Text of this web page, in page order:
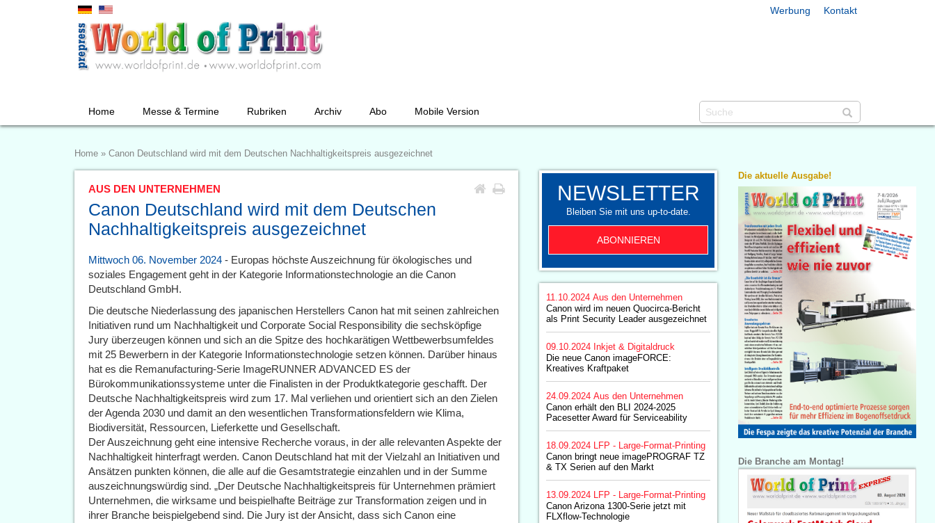
Werbung Kontakt
Home Messe & Termine Rubriken Archiv Abo Mobile Version
Home » Canon Deutschland wird mit dem Deutschen Nachhaltigkeitspreis ausgezeichnet
AUS DEN UNTERNEHMEN
Canon Deutschland wird mit dem Deutschen
Nachhaltigkeitspreis ausgezeichnet
Mittwoch 06. November 2024 - Europas höchste Auszeichnung für ökologisches und
soziales Engagement geht in der Kategorie Informationstechnologie an die Canon
Deutschland GmbH.
Die deutsche Niederlassung des japanischen Herstellers Canon hat mit seinen zahlreichen
Initiativen rund um Nachhaltigkeit und Corporate Social Responsibility die sechsköpfige
Jury überzeugen können und sich an die Spitze des hochkarätigen Wettbewerbsumfeldes
mit 25 Bewerbern in der Kategorie Informationstechnologie setzen können. Darüber hinaus
hat es die Remanufacturing-Serie ImageRUNNER ADVANCED ES der
Bürokommunikationssysteme unter die Finalisten in der Produktkategorie geschafft. Der
Deutsche Nachhaltigkeitspreis wird zum 17. Mal verliehen und orientiert sich an den Zielen
der Agenda 2030 und damit an den wesentlichen Transformationsfeldern wie Klima,
Biodiversität, Ressourcen, Lieferkette und Gesellschaft.
Der Auszeichnung geht eine intensive Recherche voraus, in der alle relevanten Aspekte der
Nachhaltigkeit hinterfragt werden. Canon Deutschland hat mit der Vielzahl an Initiativen und
Ansätzen punkten können, die alle auf die Gesamtstrategie einzahlen und in der Summe
auszeichnungswürdig sind. „Der Deutsche Nachhaltigkeitspreis für Unternehmen prämiert
Unternehmen, die wirksame und beispielhafte Beiträge zur Transformation zeigen und in
ihrer Branche beispielgebend sind. Die Jury ist der Ansicht, dass sich Canon eine
NEWSLETTER
Bleiben Sie mit uns up-to-date.
ABONNIEREN
11.10.2024 Aus den Unternehmen
Canon wird im neuen Quocirca-Bericht
als Print Security Leader ausgezeichnet
09.10.2024 Inkjet & Digitaldruck
Die neue Canon imageFORCE:
Kreatives Kraftpaket
24.09.2024 Aus den Unternehmen
Canon erhält den BLI 2024-2025
Pacesetter Award für Serviceability
18.09.2024
LFP - Large-Format-Printing
Canon bringt neue imagePROGRAF TZ
& TX Serien auf den Markt
13.09.2024
LFP - Large-Format-Printing
Canon Arizona 1300-Serie jetzt mit
FLXflow-Technologie
Die aktuelle Ausgabe!
Die Branche am Montag!